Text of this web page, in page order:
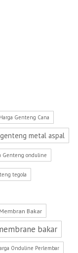
Harga Genteng Cana
metal aspal
Genteng onduline
tegola
Bakar
bakar
Onduline Perlembar